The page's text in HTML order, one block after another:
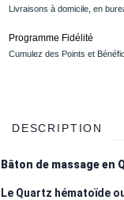
Livraisons à domicile, en
Programme Fidélité
Cumulez des Points et
DESCRIPTION
Bâton de massageen
Le Quartz hématoïde